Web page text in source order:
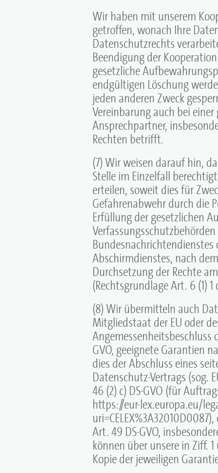
Wir haben mit unserem
getroffen, wonach Ihre
Datenschutzrechts
Beendigung der
gesetzliche
endgültigen Löschung
jeden anderen Zweck
Vereinbarung auch bei
Ansprechpartner,
Rechten betrifft.
(7) Wir weisen darauf hin,
Stelle im Einzelfall
erteilen, soweit dies für
Gefahrenabwehr durch die
Erfüllung der gesetzlichen
Abschirmdienstes, nach
Durchsetzung der Rechte
(Rechtsgrundlage Art. 6 (1) 1
(8) Wir übermitteln auch
Mitgliedstaat der EU oder
Angemessenheitsbeschluss
GVO, geeignete Garantien
dies der Abschluss eines
Datenschutz-Vertrags (sog.
46 (2) c) DS-GVO (für
https://eur-lex.europa.eu/
Art. 49 DS-GVO,
können über unsere in Ziff.
Kopie der jeweiligen